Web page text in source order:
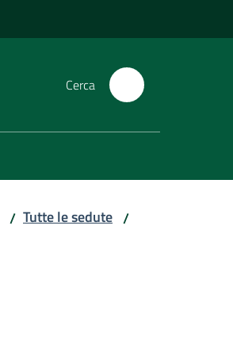
Cerca
/ Tutte le sedute /